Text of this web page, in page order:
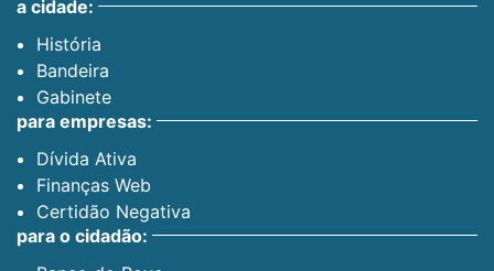
a cidade:
História
Bandeira
Gabinete
para empresas:
Dívida Ativa
Finanças Web
Certidão Negativa
para o cidadão: